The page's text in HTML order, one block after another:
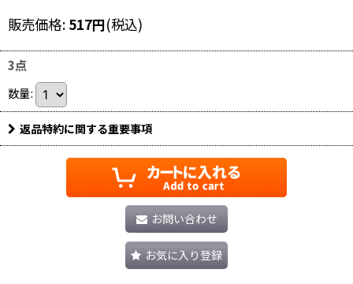
販売価格: 517円(税込)
3点
数量:
返品特約に関する重要事項
お問い合わせ
お気に入り登録